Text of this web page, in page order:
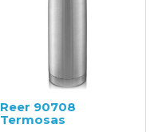
Reer 90708
Termosas